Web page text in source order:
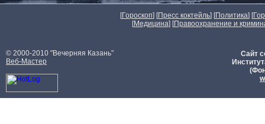
[Гороскоп] [Пресс коктейль] [Политика] [
[Медицина] [Правоохранение и
© 2000-2010 "Вечерняя Казань"
Веб-Мастер
Сайт